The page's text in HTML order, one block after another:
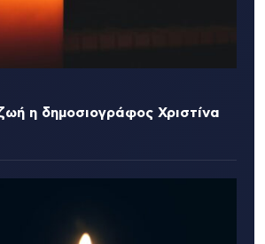
η δημοσιογράφος Χριστίνα